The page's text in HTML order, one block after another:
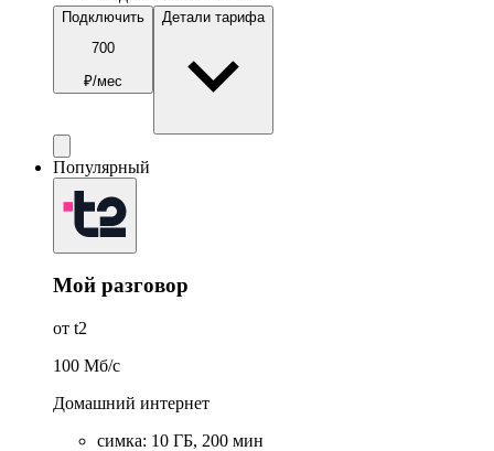
Подключить
700
₽/мес
Детали тарифа
Популярный
Мой разговор
от t2
100 Мб/c
Домашний интернет
симка: 10 ГБ, 200 мин